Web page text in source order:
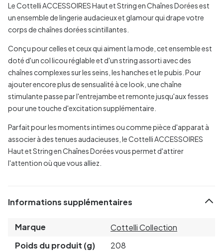
Le Cottelli ACCESSOIRES Haut et String en Chaînes Dorées est
un ensemble de lingerie audacieux et glamour qui drape votre
corps de chaînes dorées scintillantes.
Conçu pour celles et ceux qui aiment la mode, cet ensemble est
doté d'un col licou réglable et d'un string assorti avec des
chaînes complexes sur les seins, les hanches et le pubis. Pour
ajouter encore plus de sensualité à ce look, une chaîne
stimulante passe par l'entrejambe et remonte jusqu'aux fesses
pour une touche d'excitation supplémentaire.
Parfait pour les moments intimes ou comme pièce d'apparat à
associer à des tenues audacieuses, le Cottelli ACCESSOIRES
Haut et String en Chaînes Dorées vous permet d'attirer
l'attention où que vous alliez.
Informations supplémentaires
Marque
Cottelli Collection
Poids du produit (g)
208